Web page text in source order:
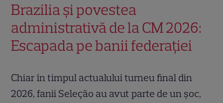
Brazilia și povestea
administrativă de la CM 2026:
Escapada pe banii federației
Chiar în timpul actualului turneu final din
2026, fanii Seleção au avut parte de un șoc,